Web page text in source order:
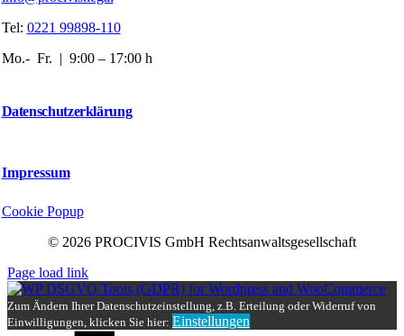
Tel: 0221 99898-110
Mo.- Fr. | 9:00 – 17:00 h
Datenschutzerklärung
Impressum
Cookie Popup
© 2026 PROCIVIS GmbH Rechtsanwaltsgesellschaft
Page load link
Zum Ändern Ihrer Datenschutzeinstellung, z.B. Erteilung oder Widerruf von
Einwilligungen, klicken Sie hier: Einstellungen